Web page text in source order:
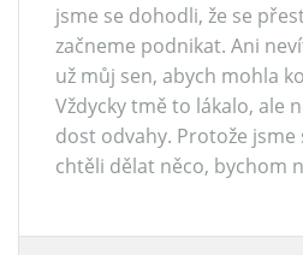
jsme se dohodli, že se
začneme podnikat. Ani
už můj sen, abych mohla
Vždycky tmě to lákalo, ale
dost odvahy. Protože jsme
chtěli dělat něco, bychom